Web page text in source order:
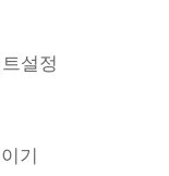
설정
기